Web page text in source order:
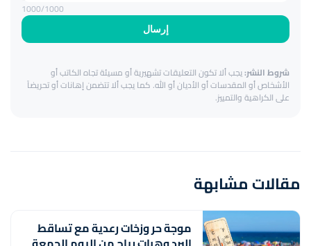
إرسال
1000/1000
شروط النشر:يجب ألا تكون التعليقات تشهيرية أو مسيئة تجاه الكاتب أو
الأشخاص أو المقدسات أو الأديان أو الله. كما يجب ألا تتضمن إهانات أو تحريضاً
على الكراهية والتمييز.
مقالات مشابهة
موجة حر وزخات رعدية مع تساقط